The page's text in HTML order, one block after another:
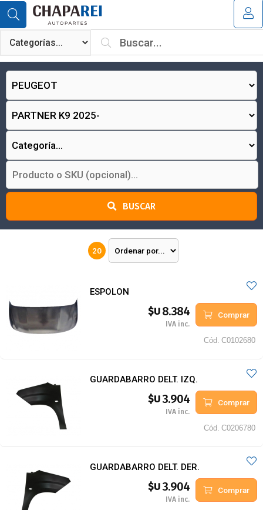
¿Tienes cupón de descuento?
BUSCAR
20
ESPOLON
$U8.384
IVA inc.
Comprar
Cód. C0102680
GUARDABARRO DELT. IZQ.
$U3.904
IVA inc.
Comprar
Cód. C0206780
GUARDABARRO DELT. DER.
$U3.904
IVA inc.
Comprar